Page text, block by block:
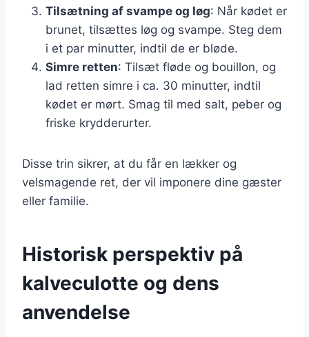
Tilsætning af svampe og løg: Når kødet er
brunet, tilsættes løg og svampe. Steg dem
i et par minutter, indtil de er bløde.
Simre retten: Tilsæt fløde og bouillon, og
lad retten simre i ca. 30 minutter, indtil
kødet er mørt. Smag til med salt, peber og
friske krydderurter.
Disse trin sikrer, at du får en lækker og
velsmagende ret, der vil imponere dine gæster
eller familie.
Historisk perspektiv på
kalveculotte og dens
anvendelse